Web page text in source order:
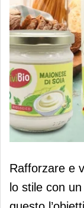
Restyling
Rafforzare e
lo stile con